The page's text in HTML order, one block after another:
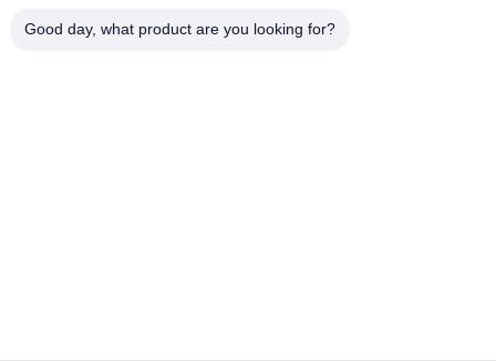
Good day, what product are you looking for?